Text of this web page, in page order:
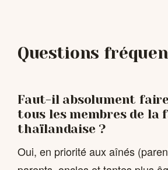
Questions
Faut-il absolument
tous les membres de la
thaïlandaise ?
Oui, en priorité aux aînés